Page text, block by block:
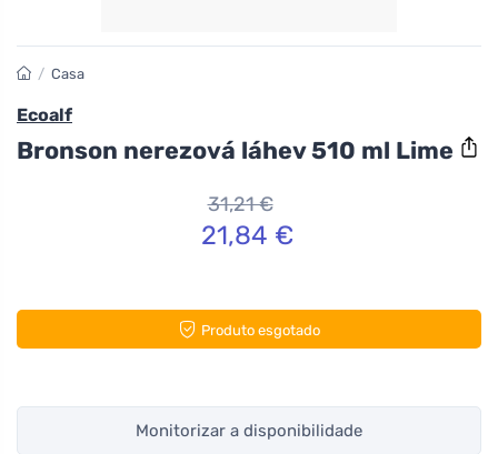
/ Casa
Ecoalf
Bronson nerezová láhev 510 ml Lime
31,21 €
21,84 €
Produto esgotado
Monitorizar a disponibilidade